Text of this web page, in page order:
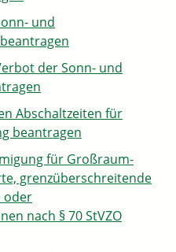
und
der Sonn- und
Abschaltzeiten für
beantragen
für Großraum-
grenzüberschreitende
oder
nach § 70 StVZO